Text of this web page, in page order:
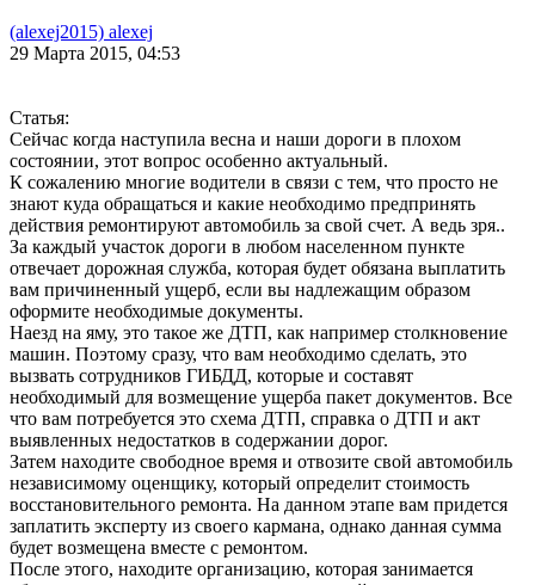
(alexej2015) alexej
29 Марта 2015, 04:53
Статья:
Сейчас когда наступила весна и наши дороги в плохом
состоянии, этот вопрос особенно актуальный.
К сожалению многие водители в связи с тем, что просто не
знают куда обращаться и какие необходимо предпринять
действия ремонтируют автомобиль за свой счет. А ведь зря..
За каждый участок дороги в любом населенном пункте
отвечает дорожная служба, которая будет обязана выплатить
вам причиненный ущерб, если вы надлежащим образом
оформите необходимые документы.
Наезд на яму, это такое же ДТП, как например столкновение
машин. Поэтому сразу, что вам необходимо сделать, это
вызвать сотрудников ГИБДД, которые и составят
необходимый для возмещение ущерба пакет документов. Все
что вам потребуется это схема ДТП, справка о ДТП и акт
выявленных недостатков в содержании дорог.
Затем находите свободное время и отвозите свой автомобиль
независимому оценщику, который определит стоимость
восстановительного ремонта. На данном этапе вам придется
заплатить эксперту из своего кармана, однако данная сумма
будет возмещена вместе с ремонтом.
После этого, находите организацию, которая занимается